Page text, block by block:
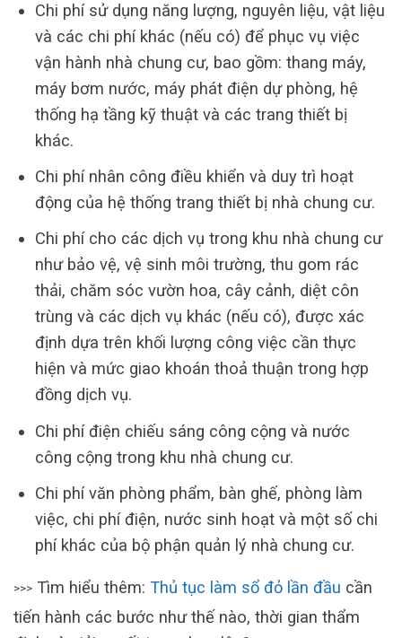
Chi phí sử dụng năng lượng, nguyên liệu, vật liệu
và các chi phí khác (nếu có) để phục vụ việc
vận hành nhà chung cư, bao gồm: thang máy,
máy bơm nước, máy phát điện dự phòng, hệ
thống hạ tầng kỹ thuật và các trang thiết bị
khác.
Chi phí nhân công điều khiển và duy trì hoạt
động của hệ thống trang thiết bị nhà chung cư.
Chi phí cho các dịch vụ trong khu nhà chung cư
như bảo vệ, vệ sinh môi trường, thu gom rác
thải, chăm sóc vườn hoa, cây cảnh, diệt côn
trùng và các dịch vụ khác (nếu có), được xác
định dựa trên khối lượng công việc cần thực
hiện và mức giao khoán thoả thuận trong hợp
đồng dịch vụ.
Chi phí điện chiếu sáng công cộng và nước
công cộng trong khu nhà chung cư.
Chi phí văn phòng phẩm, bàn ghế, phòng làm
việc, chi phí điện, nước sinh hoạt và một số chi
phí khác của bộ phận quản lý nhà chung cư.
>>> Tìm hiểu thêm: Thủ tục làm sổ đỏ lần đầu cần
tiến hành các bước như thế nào, thời gian thẩm